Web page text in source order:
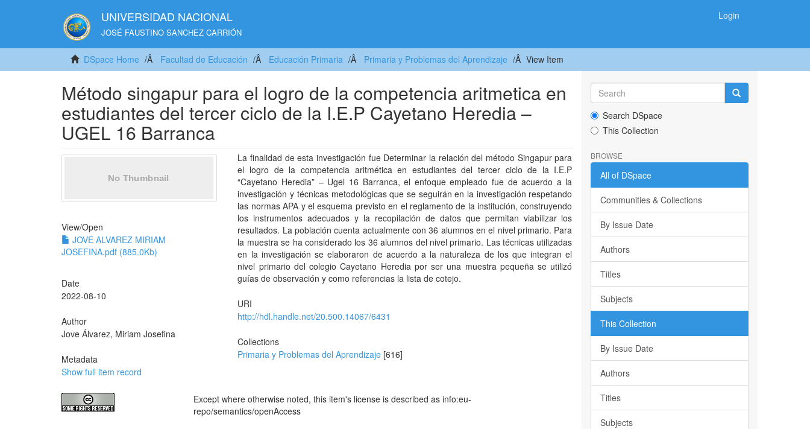
UNIVERSIDAD NACIONAL
JOSÉ FAUSTINO SANCHEZ CARRIÓN
Login
DSpace Home Facultad de Educación Educación Primaria Primaria y Problemas del Aprendizaje View Item
Método singapur para el logro de la competencia aritmetica en
estudiantes del tercer ciclo de la I.E.P Cayetano Heredia –
UGEL 16 Barranca
View/Open
JOVE ALVAREZ MIRIAM
JOSEFINA.pdf (885.0Kb)
Date
2022-08-10
Author
Jove Álvarez, Miriam Josefina
Metadata
Show full item record
La finalidad de esta investigación fue Determinar la relación del método Singapur para
el logro de la competencia aritmética en estudiantes del tercer ciclo de la I.E.P
“Cayetano Heredia” – Ugel 16 Barranca, el enfoque empleado fue de acuerdo a la
investigación y técnicas metodológicas que se seguirán en la investigación respetando
las normas APA y el esquema previsto en el reglamento de la institución, construyendo
los instrumentos adecuados y la recopilación de datos que permitan viabilizar los
resultados. La población cuenta actualmente con 36 alumnos en el nivel primario. Para
la muestra se ha considerado los 36 alumnos del nivel primario. Las técnicas utilizadas
en la investigación se elaboraron de acuerdo a la naturaleza de los que integran el
nivel primario del colegio Cayetano Heredia por ser una muestra pequeña se utilizó
guías de observación y como referencias la lista de cotejo.
URI
http://hdl.handle.net/20.500.14067/6431
Collections
Primaria y Problemas del Aprendizaje [616]
Except where otherwise noted, this item's license is described as info:eu-
repo/semantics/openAccess
Search DSpace
This Collection
BROWSE
All of DSpace
Communities & Collections
By Issue Date
Authors
Titles
Subjects
This Collection
By Issue Date
Authors
Titles
Subjects